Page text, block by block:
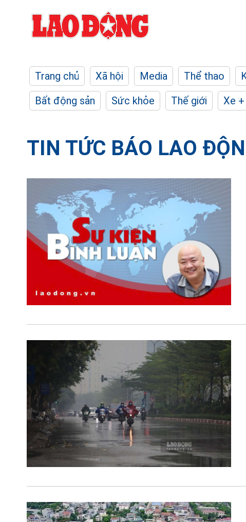
Trang chủ Xã hội Media Thể thao
Bất động sản
Sức khỏe Thế giới Xe +
TIN TỨC BÁO LAO